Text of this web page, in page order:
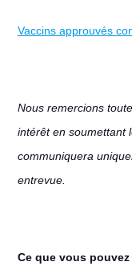
Vaccins approuvés
Nous remercions
intérêt en soumettant
communiquera
entrevue.
Ce que vous